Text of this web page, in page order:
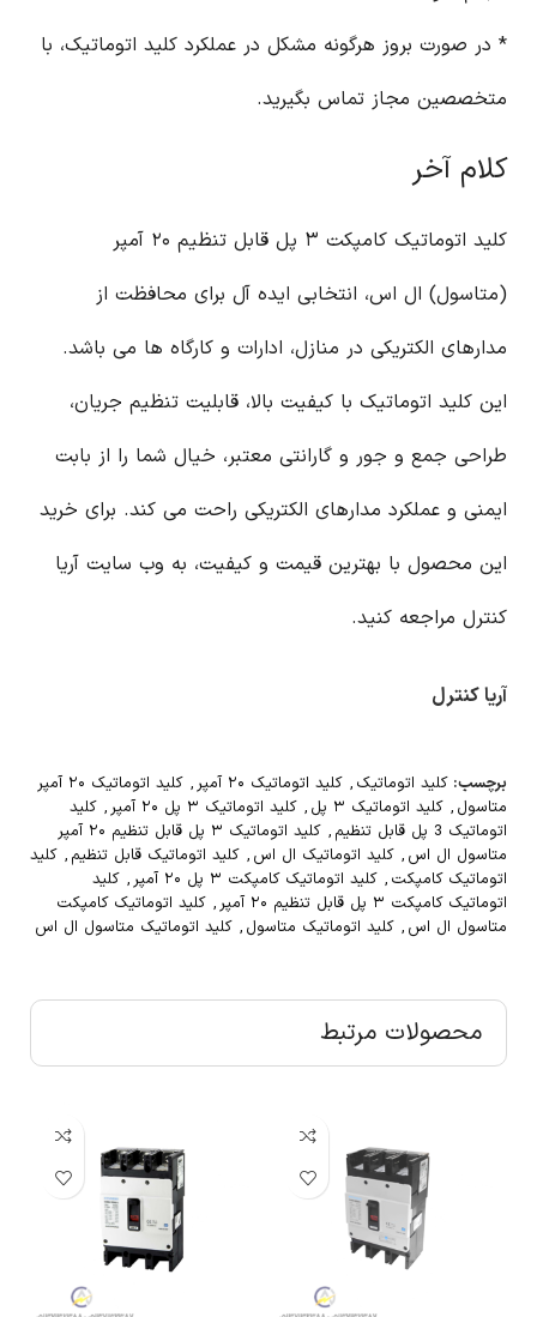
* در صورت بروز هرگونه مشکل در عملکرد کلید اتوماتیک، با
متخصصین مجاز تماس بگیرید.
کلام آخر
کلید اتوماتیک کامپکت ۳ پل قابل تنظیم ۲۰ آمپر
(متاسول) ال اس، انتخابی ایده آل برای محافظت از
مدارهای الکتریکی در منازل، ادارات و کارگاه ها می باشد.
این کلید اتوماتیک با کیفیت بالا، قابلیت تنظیم جریان،
طراحی جمع و جور و گارانتی معتبر، خیال شما را از بابت
ایمنی و عملکرد مدارهای الکتریکی راحت می کند. برای خرید
این محصول با بهترین قیمت و کیفیت، به وب سایت آریا
کنترل مراجعه کنید.
آریا کنترل
برچسب: کلید اتوماتیک , کلید اتوماتیک ۲۰ آمپر ,
کلید اتوماتیک ۲۰ آمپر
متاسول , کلید اتوماتیک ۳ پل , کلید اتوماتیک ۳ پل ۲۰ آمپر , کلید
اتوماتیک 3 پل قابل تنظیم
,
کلید اتوماتیک ۳ پل قابل تنظیم ۲۰ آمپر
متاسول ال اس , کلید اتوماتیک ال اس , کلید اتوماتیک قابل تنظیم , کلید
اتوماتیک کامپکت , کلید اتوماتیک کامپکت ۳ پل ۲۰ آمپر , کلید
اتوماتیک کامپکت ۳ پل قابل تنظیم ۲۰ آمپر
, کلید اتوماتیک کامپکت
متاسول ال اس , کلید اتوماتیک متاسول , کلید اتوماتیک متاسول ال اس
محصولات مرتبط